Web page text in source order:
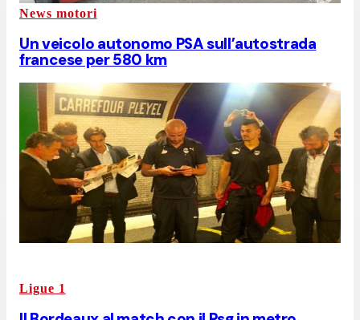
News motori
Un veicolo autonomo PSA sull’autostrada
francese per 580 km
Ligue 1